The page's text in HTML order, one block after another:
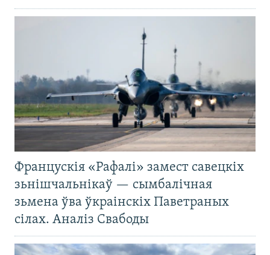
Францускія «Рафалі» замест савецкіх
зьнішчальнікаў — сымбалічная
зьмена ўва ўкраінскіх Паветраных
сілах. Аналіз Свабоды